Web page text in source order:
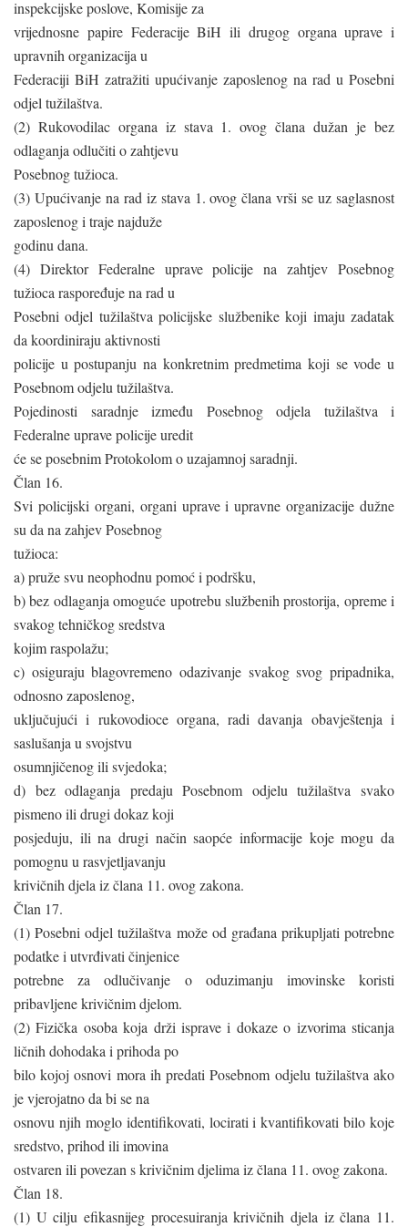
inspekcijske poslove, Komisije za
vrijednosne papire Federacije BiH ili drugog organa uprave i
upravnih organizacija u
Federaciji BiH zatražiti upućivanje zaposlenog na rad u Posebni
odjel tužilaštva.
(2) Rukovodilac organa iz stava 1. ovog člana dužan je bez
odlaganja odlučiti o zahtjevu
Posebnog tužioca.
(3) Upućivanje na rad iz stava 1. ovog člana vrši se uz saglasnost
zaposlenog i traje najduže
godinu dana.
(4) Direktor Federalne uprave policije na zahtjev Posebnog
tužioca raspoređuje na rad u
Posebni odjel tužilaštva policijske službenike koji imaju zadatak
da koordiniraju aktivnosti
policije u postupanju na konkretnim predmetima koji se vode u
Posebnom odjelu tužilaštva.
Pojedinosti saradnje između Posebnog odjela tužilaštva i
Federalne uprave policije uredit
će se posebnim Protokolom o uzajamnoj saradnji.
Član 16.
Svi policijski organi, organi uprave i upravne organizacije dužne
su da na zahjev Posebnog
tužioca:
a) pruže svu neophodnu pomoć i podršku,
b) bez odlaganja omoguće upotrebu službenih prostorija, opreme i
svakog tehničkog sredstva
kojim raspolažu;
c) osiguraju blagovremeno odazivanje svakog svog pripadnika,
odnosno zaposlenog,
uključujući i rukovodioce organa, radi davanja obavještenja i
saslušanja u svojstvu
osumnjičenog ili svjedoka;
d) bez odlaganja predaju Posebnom odjelu tužilaštva svako
pismeno ili drugi dokaz koji
posjeduju, ili na drugi način saopće informacije koje mogu da
pomognu u rasvjetljavanju
krivičnih djela iz člana 11. ovog zakona.
Član 17.
(1) Posebni odjel tužilaštva može od građana prikupljati potrebne
podatke i utvrđivati činjenice
potrebne za odlučivanje o oduzimanju imovinske koristi
pribavljene krivičnim djelom.
(2) Fizička osoba koja drži isprave i dokaze o izvorima sticanja
ličnih dohodaka i prihoda po
bilo kojoj osnovi mora ih predati Posebnom odjelu tužilaštva ako
je vjerojatno da bi se na
osnovu njih moglo identifikovati, locirati i kvantifikovati bilo koje
sredstvo, prihod ili imovina
ostvaren ili povezan s krivičnim djelima iz člana 11. ovog zakona.
Član 18.
(1) U cilju efikasnijeg procesuiranja krivičnih djela iz člana 11.